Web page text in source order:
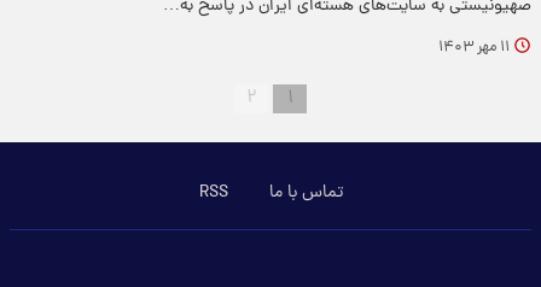
صهیونیستی به سایت‌های هسته‌ای ایران در پاسخ به…
۱۱ مهر ۱۴۰۳
۱ ۲
تماس با ما RSS